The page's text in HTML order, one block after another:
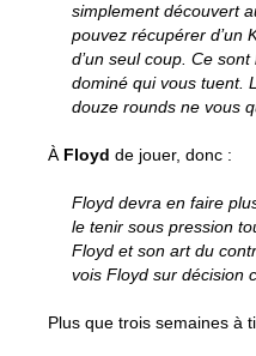
simplement découvert
pouvez récupérer d’un
d’un seul coup. Ce
dominé qui vous tuent.
douze rounds ne vous
À Floyd de jouer, donc :
Floyd devra en faire
le tenir sous pression
Floyd et son art du
vois Floyd sur décision
Plus que trois semaines à